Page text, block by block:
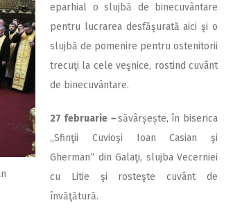
eparhial o slujbă de binecuvântare
pentru lucrarea desfăşurată aici şi o
slujbă de pomenire pentru ostenitorii
trecuţi la cele veşnice, rostind cuvânt
de binecuvântare.
27 februarie –săvârșește, în biserica
„Sfinţii Cuvioşi Ioan Casian şi
Gherman“ din Galaţi, slujba Vecerniei
cu Litie şi rosteşte cuvânt de
învăţătură.